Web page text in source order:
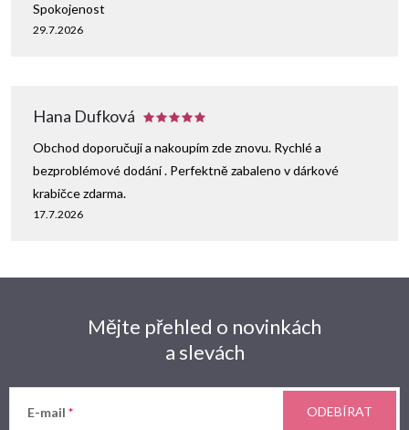
29.7.2026
Spokojenost
Hana Dufková
17.7.2026
Obchod doporučuji a nakoupím zde znovu. Rychlé a
bezproblémové dodání . Perfektně zabaleno v dárkové
krabičce zdarma.
Mějte přehled o novinkách
a slevách
E-mail ODEBÍRAT